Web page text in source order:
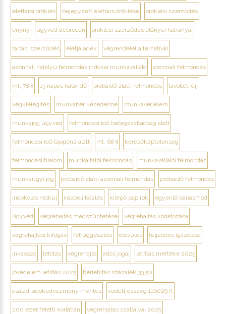
élettársi öröklés bejegyzett élettárs öröklése öröklési szerződés
ényny ügyvéd debrecen öröklési szerződés előnyei hátrányai
tartási szerződés életjáradék végrendelet alternatívái
azonnali hatályú felmondás indokai munkavállaló azonnali felmondás
mt. 78 § 15 napos határidő próbaidő alatti felmondás távolléti díj
végkielégítés munkabér késedelme munkavédelem
munkajog ügyvéd felmondási idő betegszabadság alatt
felmondási idő táppénz alatt mt. 68 § keresőképtelenség
felmondási tilalom munkáltatói felmondás munkavállalói felmondás
munkaügyi jog próbaidő alatti azonnali felmondás próbaidő felmondás
indokolás nélkül írásbeli közlés kilépő papírok egyenlő bánásmód
ügyvéd végrehajtás megszüntetése végrehajtás korlátozása
végrehajtási kifogás felfüggesztés elévülés teljesítés igazolása
inkasszó letiltás végrehajtó adós jogai letiltás mértéke 2025
jövedelem letiltás 2025 bérletiltás százalék 33 50
családi adókedvezmény mentes védett összeg 116029 ft
200 ezer feletti korlátlan végrehajtás szabályai 2025